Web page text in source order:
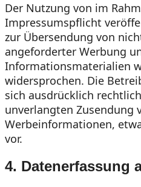
Der Nutzung von im
Impressumspflicht
zur Übersendung von
angeforderter Werbung
Informationsmaterialien
widersprochen. Die
sich ausdrücklich
unverlangten Zusendung
Werbeinformationen,
vor.
4. Datenerfassung